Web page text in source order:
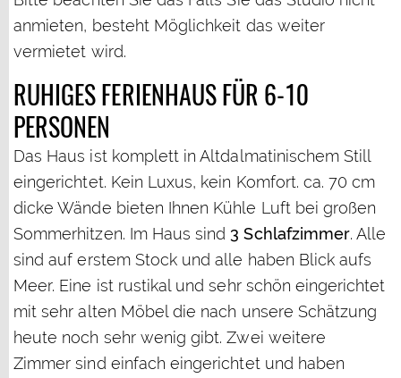
anmieten, besteht Möglichkeit das weiter
vermietet wird.
RUHIGES FERIENHAUS FÜR 6-10
PERSONEN
Das Haus ist komplett in Altdalmatinischem Still
eingerichtet. Kein Luxus, kein Komfort. ca. 70 cm
dicke Wände bieten Ihnen Kühle Luft bei großen
Sommerhitzen. Im Haus sind 3 Schlafzimmer. Alle
sind auf erstem Stock und alle haben Blick aufs
Meer. Eine ist rustikal und sehr schön eingerichtet
mit sehr alten Möbel die nach unsere Schätzung
heute noch sehr wenig gibt. Zwei weitere
Zimmer sind einfach eingerichtet und haben